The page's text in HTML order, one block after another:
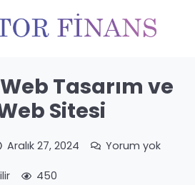
Tasarım ve
Sitesi
Aralık 27, 2024 Yorum yok
450